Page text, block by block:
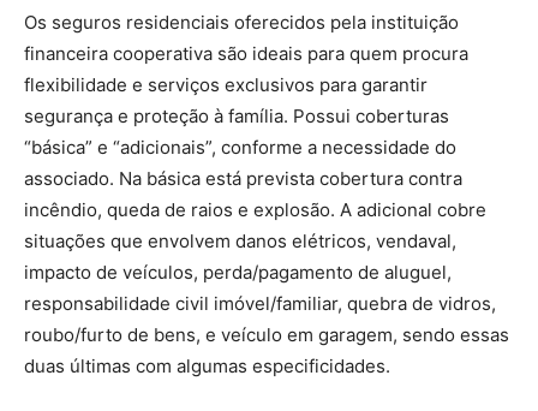
Os seguros residenciais oferecidos pela instituição
financeira cooperativa são ideais para quem procura
flexibilidade e serviços exclusivos para garantir
segurança e proteção à família. Possui coberturas
“básica” e “adicionais”, conforme a necessidade do
associado. Na básica está prevista cobertura contra
incêndio, queda de raios e explosão. A adicional cobre
situações que envolvem danos elétricos, vendaval,
impacto de veículos, perda/pagamento de aluguel,
responsabilidade civil imóvel/familiar, quebra de vidros,
roubo/furto de bens, e veículo em garagem, sendo essas
duas últimas com algumas especificidades.